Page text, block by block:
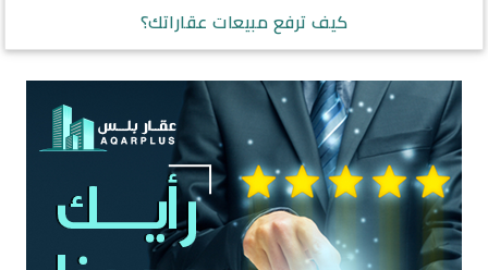
كيف ترفع مبيعات عقاراتك؟